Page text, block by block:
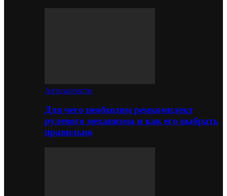
Автозапчасти
Для чего необходим ремкомплект
рулевого механизма и как его выбрать
правильно